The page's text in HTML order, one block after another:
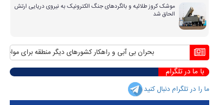
موشک کروز طلائیه و بالگردهای جنگ الکترونیک به نیروی دریایی ارتش
الحاق شد
بحران بی آبی و راهکار کشورهای دیگر منطقه برای مواجهه
با ما در تلگرام
ما را در تلگرام دنبال کنید